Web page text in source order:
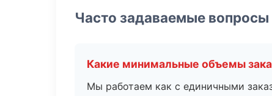
Часто задаваемые вопросы
Какие минимальные объемы
Мы работаем как с единичными